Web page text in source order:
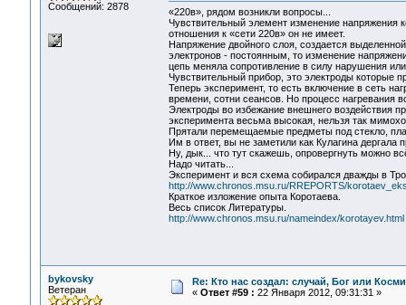
Сообщений: 2878
«220в», рядом возникли вопросы...
Чувствительный элемент изменение напряжения
отношения к «сети 220в» он не имеет.
Напряжение двойного слоя, создается
электронов - постоянным, то изменение
цепь меняла сопротивление в силу нарушения
Чувствительный прибор, это электроды которые
Теперь эксперимент, то есть включение в сеть
времени, сотни сеансов. Но процесс нагревания
Электроды во избежание внешнего воздействия
эксперимента весьма высокая, нельзя так
Прятали перемещаемые предметы под стекло,
Им в ответ, вы не заметили как Кулагина дергала
Ну, дык... что тут скажешь, опровергнуть можно
Надо читать...
Эксперимент и вся схема собирался дважды в
http://www.chronos.msu.ru/RREPORTS/
Краткое изложение опыта Коротаева.
Весь список Литературы.
http://www.chronos.msu.ru/nameindex/korotayev.html
bykovsky
Ветеран
Re: Кто нас создал: случай, Бог или
« Ответ #59 : 22 Января 2012, 09:31:31 »